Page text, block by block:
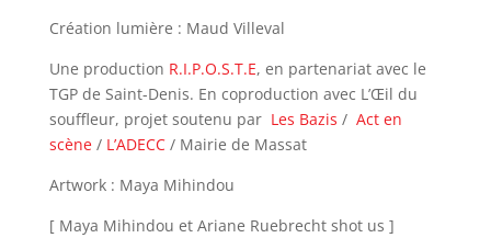
Création lumière : Maud Villeval
Une production R.I.P.O.S.T.E, en partenariat avec le
TGP de Saint-Denis. En coproduction avec L’Œil du
souffleur, projet soutenu par Les Bazis / Act en
scène/ L’ADECC/ Mairie de Massat
Artwork : Maya Mihindou
[ Maya Mihindou et Ariane Ruebrecht shot us ]